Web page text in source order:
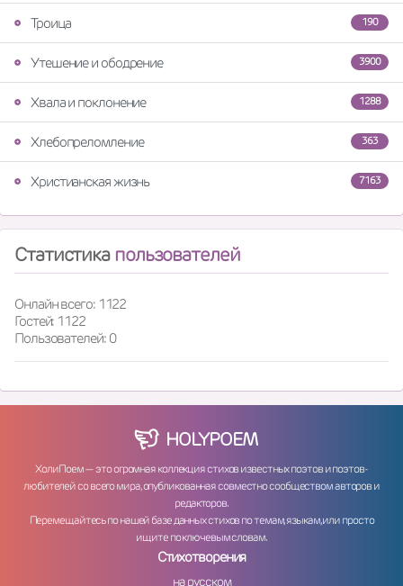
190
Троица
3900
Утешение и ободрение
1288
Хвала и поклонение
363
Хлебопреломление
7163
Христианская жизнь
Статистика пользователей
Онлайн всего: 1122
Гостей: 1122
Пользователей: 0
HOLYPOEM
ХолиПоем — это огромная коллекция стихов известных поэтов и поэтов-
любителей со всего мира, опубликованная совместно сообществом авторов и
редакторов.
Перемещайтесь по нашей базе данных стихов по темам, языкам, или просто
ищите по ключевым словам.
Стихотворения
на русском